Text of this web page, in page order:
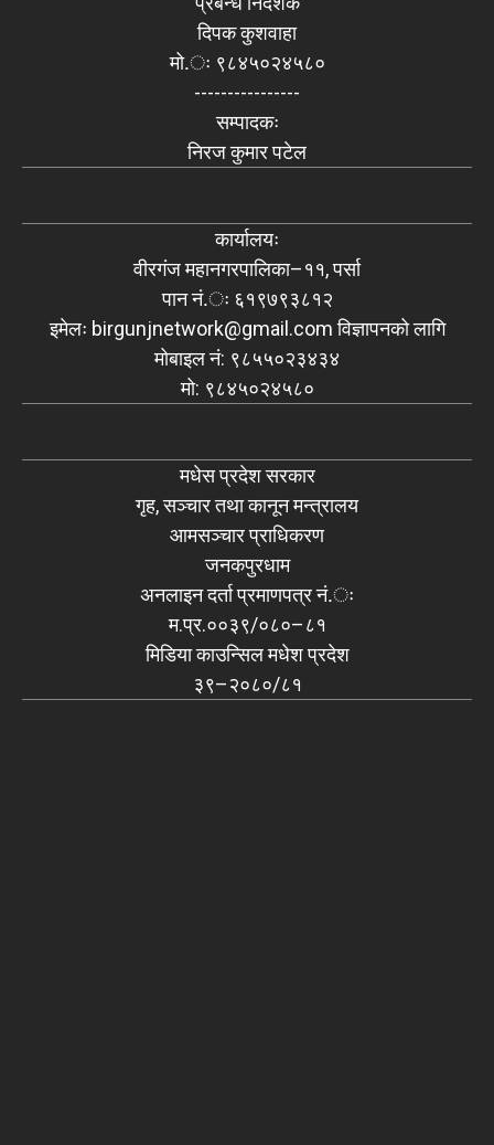
दिपक कुशवाहा
मो.ः ९८४५०२४५८०
----------------
सम्पादकः
निरज कुमार पटेल
कार्यालयः
वीरगंज महानगरपालिका–११, पर्सा
पान नं.ः ६१९७९३८१२
इमेलः birgunjnetwork@gmail.comविज्ञापनको लागि
मोबाइल नं: ९८५५०२३४३४
मो: ९८४५०२४५८०
मधेस प्रदेश सरकार
गृह, सञ्चार तथा कानून मन्त्रालय
आमसञ्चार प्राधिकरण
जनकपुरधाम
अनलाइन दर्ता प्रमाणपत्र नं.ः
म.प्र.००३९/०८०–८१
मिडिया काउन्सिल मधेश प्रदेश
३९–२०८०/८१